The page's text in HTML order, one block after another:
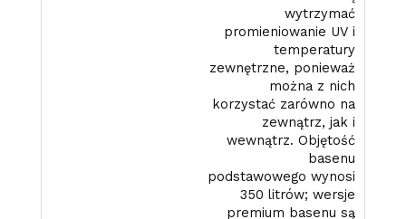
wytrzymać
promieniowanie UV i
temperatury
zewnętrzne, ponieważ
można z nich
korzystać zarówno na
zewnątrz, jak i
wewnątrz. Objętość
basenu
podstawowego wynosi
350 litrów; wersje
premium basenu są